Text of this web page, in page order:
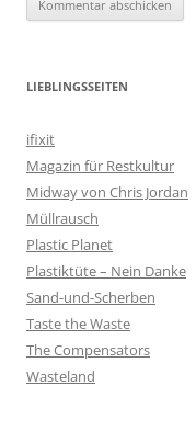
LIEBLINGSSEITEN
ifixit
Magazin für Restkultur
Midway von Chris Jordan
Müllrausch
Plastic Planet
Plastiktüte – Nein Danke
Sand-und-Scherben
Taste the Waste
The Compensators
Wasteland